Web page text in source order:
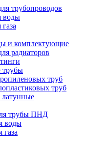
трубопроводов
воды
и комплектующие
радиаторов
трубы
труб
труб
трубы ПНД
воды
газа